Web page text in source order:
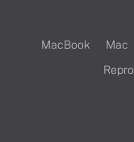
MacBook Mac